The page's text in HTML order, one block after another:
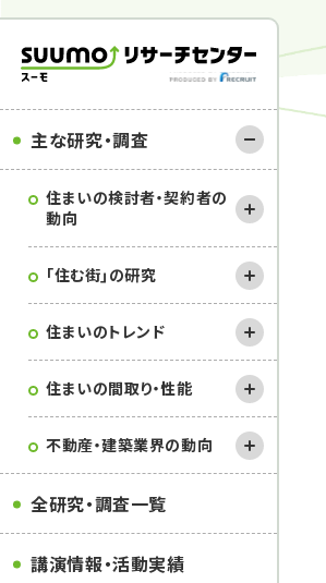
主な研究・調査
住まいの検討者・契約者の
動向
｢住む街｣の研究
住まいのトレンド
住まいの間取り・性能
不動産・建築業界の動向
全研究・調査一覧
講演情報・活動実績